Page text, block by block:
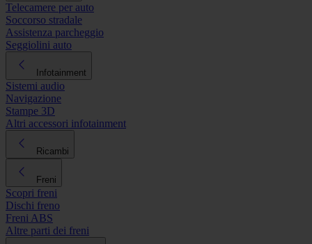
Telecamere per auto
Soccorso stradale
Assistenza parcheggio
Seggiolini auto
Infotainment
Sistemi audio
Navigazione
Stampe 3D
Altri accessori infotainment
Ricambi
Freni
Scopri freni
Dischi freno
Freni ABS
Altre parti dei freni